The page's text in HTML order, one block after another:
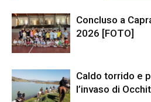
Concluso a
2026 [FOTO]
Caldo torrido e
l’invaso di